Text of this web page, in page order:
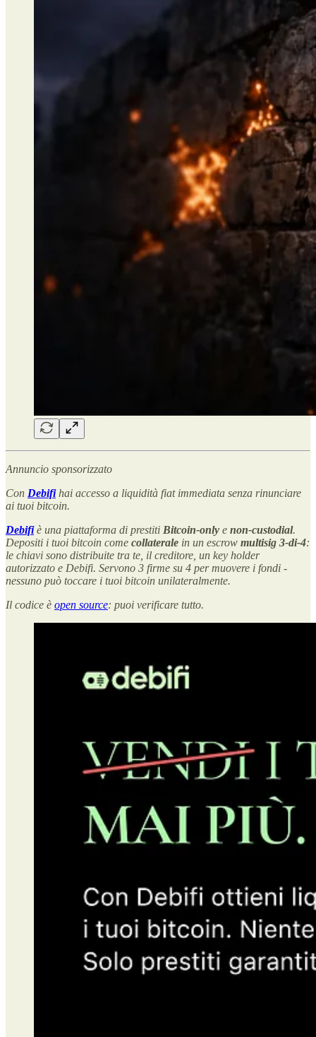
Annuncio sponsorizzato
Con Debifihai accesso a liquidità fiat immediata senza rinunciare
ai tuoi bitcoin.
Debifiè una piattaforma di prestiti Bitcoin-only e non-custodial.
Depositi i tuoi bitcoin come collaterale in un escrow multisig 3-di-4:
le chiavi sono distribuite tra te, il creditore, un key holder
autorizzato e Debifi. Servono 3 firme su 4 per muovere i fondi -
nessuno può toccare i tuoi bitcoin unilateralmente.
Il codice è open source: puoi verificare tutto.